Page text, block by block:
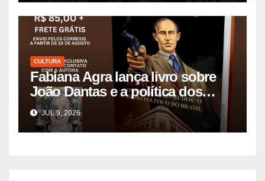
CULTURA
Fabiana Agra lança livro sobre
João Dantas e a política dos
anos 30
JUL 9, 2026